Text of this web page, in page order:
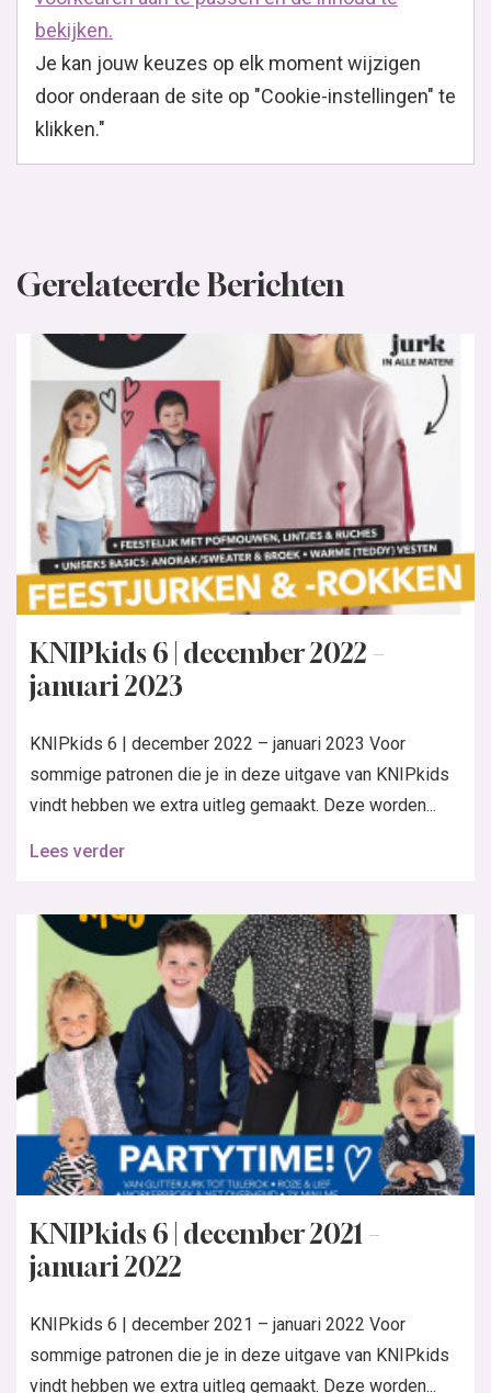
bekijken.
Je kan jouw keuzes op elk moment wijzigen
door onderaan de site op "Cookie-instellingen" te
klikken."
Gerelateerde Berichten
KNIPkids 6 | december 2022 –
januari 2023
KNIPkids 6 | december 2022 – januari 2023 Voor
sommige patronen die je in deze uitgave van KNIPkids
vindt hebben we extra uitleg gemaakt. Deze worden...
Lees verder
KNIPkids 6 | december 2021 –
januari 2022
KNIPkids 6 | december 2021 – januari 2022 Voor
sommige patronen die je in deze uitgave van KNIPkids
vindt hebben we extra uitleg gemaakt. Deze worden...